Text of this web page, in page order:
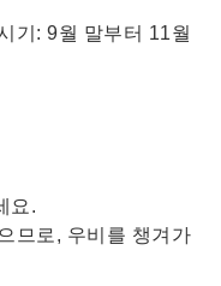
기: 9월 말부터 11월
요.
므로, 우비를 챙겨가